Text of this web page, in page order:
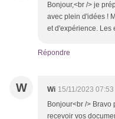
Bonjour,<br /> je
avec plein d'idées !
et d'expérience. Les
Répondre
W Wi 15/11/2023 07:53
Bonjour<br /> Bravo
recevoir vos